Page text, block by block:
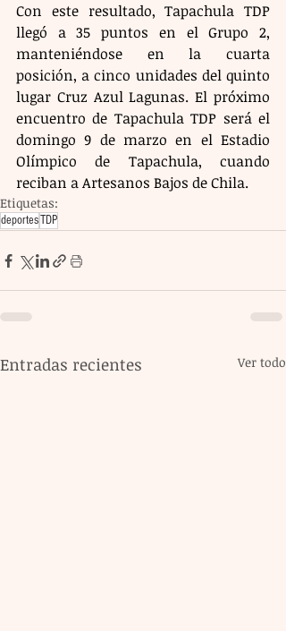
Con este resultado, Tapachula TDP
llegó a 35 puntos en el Grupo 2,
manteniéndose en la cuarta
posición, a cinco unidades del quinto
lugar Cruz Azul Lagunas. El próximo
encuentro de Tapachula TDP será el
domingo 9 de marzo en el Estadio
Olímpico de Tapachula, cuando
reciban a Artesanos Bajos de Chila.
Etiquetas:
deportesTDP
Entradas recientes Ver todo